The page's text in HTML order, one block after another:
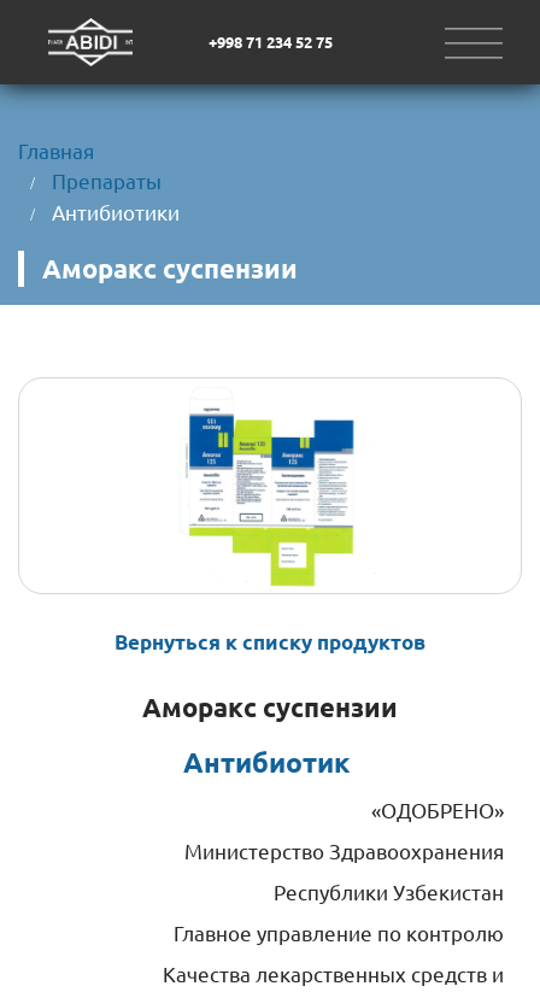
+998 71 234 52 75
Главная
Препараты
Антибиотики
Аморакс суспензии
Вернуться к списку продуктов
Аморакс суспензии
Антибиотик
«ОДОБРЕНО»
Министерство Здравоохранения
Республики Узбекистан
Главное управление по контролю
Качества лекарственных средств и